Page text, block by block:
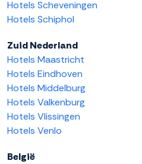
Hotels Scheveningen
Hotels Schiphol
Zuid Nederland
Hotels Maastricht
Hotels Eindhoven
Hotels Middelburg
Hotels Valkenburg
Hotels Vlissingen
Hotels Venlo
België